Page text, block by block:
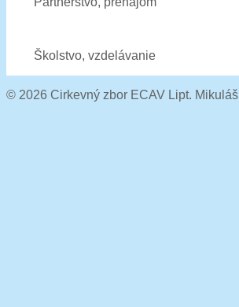
Školstvo, vzdelávanie
© 2026 Cirkevný zbor ECAV Lipt. Mikuláš